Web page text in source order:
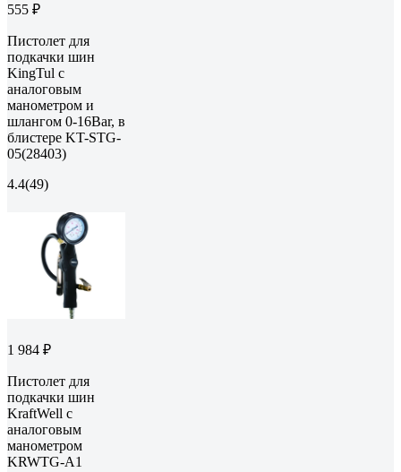
555 ₽
Пистолет для
подкачки шин
KingTul с
аналоговым
манометром и
шлангом 0-16Bar, в
блистере KT-STG-
05(28403)
4.4(49)
1 984 ₽
Пистолет для
подкачки шин
KraftWell с
аналоговым
манометром
KRWTG-A1